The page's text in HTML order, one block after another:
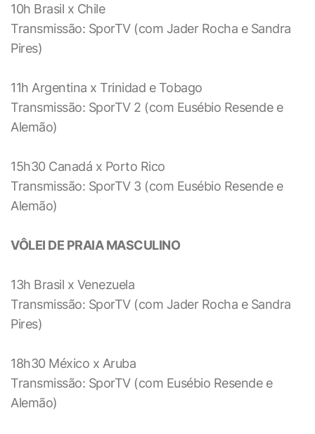
10h Brasil x Chile
Transmissão: SporTV (com Jader Rocha e Sandra
Pires)
11h Argentina x Trinidad e Tobago
Transmissão: SporTV 2 (com Eusébio Resende e
Alemão)
15h30 Canadá x Porto Rico
Transmissão: SporTV 3 (com Eusébio Resende e
Alemão)
VÔLEI DE PRAIA MASCULINO
13h Brasil x Venezuela
Transmissão: SporTV (com Jader Rocha e Sandra
Pires)
18h30 México x Aruba
Transmissão: SporTV (com Eusébio Resende e
Alemão)